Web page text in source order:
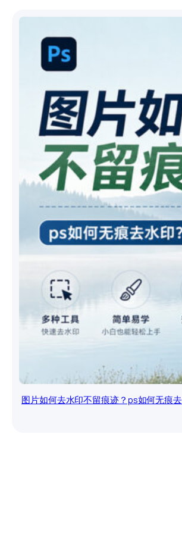
图片如何去水印不留痕迹？ps如何无痕